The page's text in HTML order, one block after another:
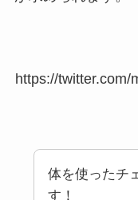
https://twitter.com/
体を使ったチ
す！